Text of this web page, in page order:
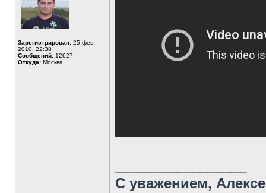
Зарегистрирован: 25 фев
2010, 22:38
Сообщений: 12627
Откуда: Москва
С уважением,